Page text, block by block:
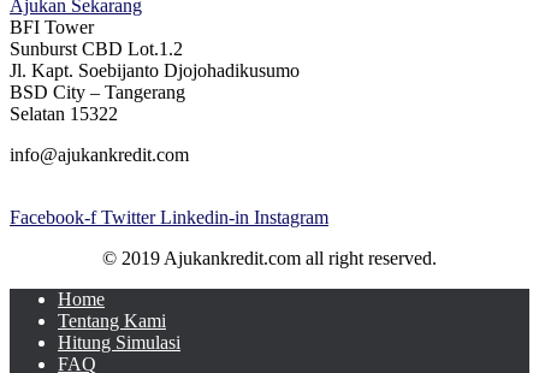
Ajukan Sekarang
BFI Tower
Sunburst CBD Lot.1.2
Jl. Kapt. Soebijanto Djojohadikusumo
BSD City – Tangerang
Selatan 15322
info@ajukankredit.com
Facebook-f Twitter Linkedin-in Instagram
© 2019 Ajukankredit.com all right reserved.
Home
Tentang Kami
Hitung Simulasi
FAQ